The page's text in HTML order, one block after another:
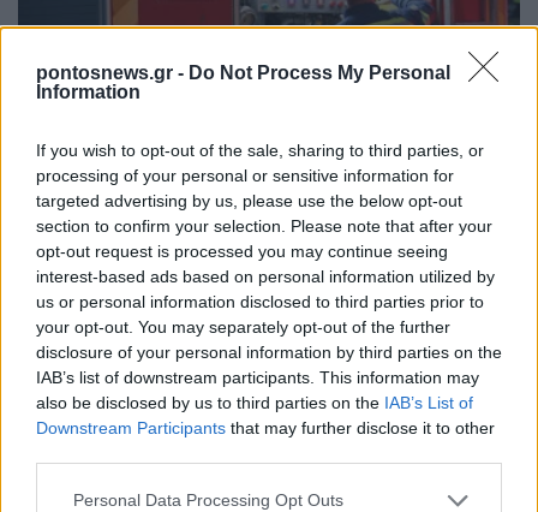
pontosnews.gr - Do Not Process My Personal
Information
If you wish to opt-out of the sale, sharing to third parties, or
processing of your personal or sensitive information for
targeted advertising by us, please use the below opt-out
section to confirm your selection. Please note that after your
opt-out request is processed you may continue seeing
interest-based ads based on personal information utilized by
us or personal information disclosed to third parties prior to
your opt-out. You may separately opt-out of the further
disclosure of your personal information by third parties on the
IAB’s list of downstream participants. This information may
also be disclosed by us to third parties on the IAB’s List of
Downstream Participants that may further disclose it to other
Please note that this website/app uses one or more Google
Personal Data Processing Opt Outs
ΕΛΛΑΔΑ
Πυροσβεστική: Τρεις συλλήψεις για πρόκληση
πυρκαγιάς και παραβάσεις πυροπροστασίας
5/08/2026 - 11:00μμ